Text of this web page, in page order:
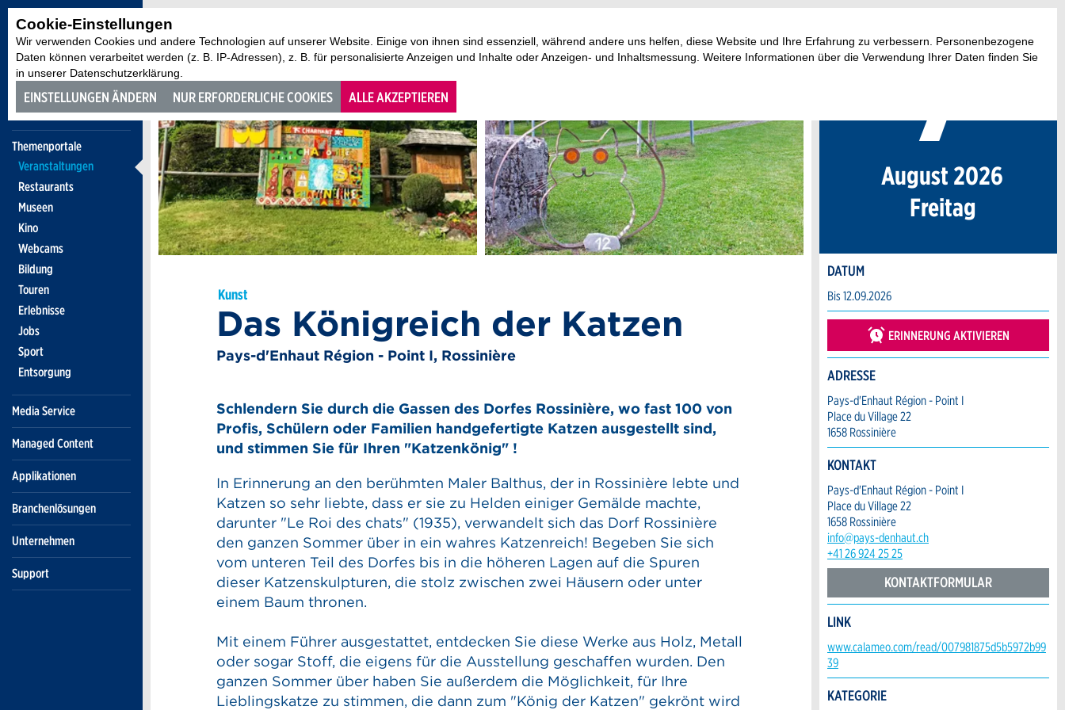
Cookie-Einstellungen
Wir verwenden Cookies und andere Technologien auf unserer Website. Einige von ihnen sind essenziell, während andere uns helfen, diese Website und Ihre Erfahrung zu verbessern. Personenbezogene
Daten können verarbeitet werden (z. B. IP-Adressen), z. B. für personalisierte Anzeigen und Inhalte oder Anzeigen- und Inhaltsmessung. Weitere Informationen über die Verwendung Ihrer Daten finden Sie
in unserer Datenschutzerklärung.
EINSTELLUNGEN ÄNDERN NUR ERFORDERLICHE COOKIES ALLE AKZEPTIEREN
Themenportale
Veranstaltungen
Restaurants
Museen
Kino
Webcams
Bildung
Touren
Erlebnisse
Jobs
Sport
Entsorgung
Media Service
Managed Content
Applikationen
Branchenlösungen
Unternehmen
Support
Kunst
Das Königreich der Katzen
Pays-d'Enhaut Région - Point I, Rossinière
Schlendern Sie durch die Gassen des Dorfes Rossinière, wo fast 100 von
Profis, Schülern oder Familien handgefertigte Katzen ausgestellt sind,
und stimmen Sie für Ihren "Katzenkönig" !
In Erinnerung an den berühmten Maler Balthus, der in Rossinière lebte und
Katzen so sehr liebte, dass er sie zu Helden einiger Gemälde machte,
darunter "Le Roi des chats" (1935), verwandelt sich das Dorf Rossinière
den ganzen Sommer über in ein wahres Katzenreich! Begeben Sie sich
vom unteren Teil des Dorfes bis in die höheren Lagen auf die Spuren
dieser Katzenskulpturen, die stolz zwischen zwei Häusern oder unter
einem Baum thronen.
Mit einem Führer ausgestattet, entdecken Sie diese Werke aus Holz, Metall
oder sogar Stoff, die eigens für die Ausstellung geschaffen wurden. Den
ganzen Sommer über haben Sie außerdem die Möglichkeit, für Ihre
Lieblingskatze zu stimmen, die dann zum "König der Katzen" gekrönt wird
Freitag
7
. August 2026
DATUM
Bis 12.09.2026
ERINNERUNG AKTIVIEREN
ADRESSE
Pays-d'Enhaut Région - Point I
Place du Village 22
1658 Rossinière
KONTAKT
Pays-d'Enhaut Région - Point I
Place du Village 22
1658 Rossinière
info@pays-denhaut.ch
+41 26 924 25 25
KONTAKTFORMULAR
LINK
www.calameo.com/read/007981875d5b5972b99
39
KATEGORIE